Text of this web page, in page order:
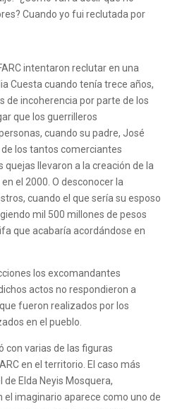
Cuando yo fui reclutada por
intentaron reclutar en una
Cuesta cuando tenía trece años,
de incoherencia por parte de los
que los guerrilleros
cuando su padre, José
de los tantos comerciantes
quejas llevaron a la creación de la
el 2000. O desconocer la
cuando el que sería su esposo
mil 500 millones de pesos
que acabaría acordándose en
los excomandantes
actos no respondieron a
fueron realizados por los
en el pueblo.
con varias de las figuras
en el territorio. El caso más
Elda Neyis Mosquera,
el imaginario aparece como uno de